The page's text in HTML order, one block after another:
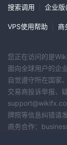
搜索调用 企业版
VPS使用帮助 商
您正在访问的是
面向全球用户的企
自觉遵守所在国家
交易商投诉举报、
牌照等信息纠错请
商务合作：